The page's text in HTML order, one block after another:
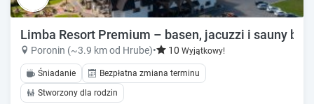
Limba Resort Premium – basen, jacuzzi i sauny
Poronin (~3.9 km od Hrube)• 10 Wyjątkowy!
Śniadanie
Bezpłatna zmiana terminu
Stworzony dla rodzin